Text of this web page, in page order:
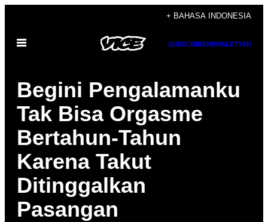
content
+ BAHASA INDONESIA
Open
SUBSCRIBENEWSLETTER
Begini Pengalamanku
Tak Bisa Orgasme
Bertahun-Tahun
Karena Takut
Ditinggalkan
Pasangan